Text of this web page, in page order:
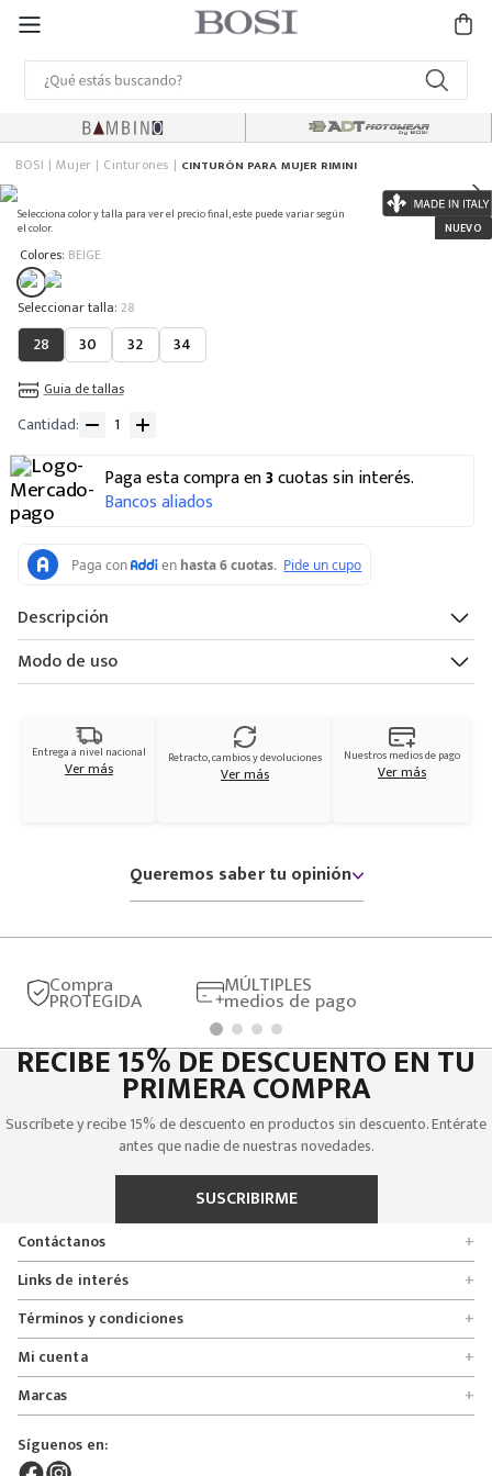
BOSI Mujer Cinturones CINTURÓN PARA MUJER RIMINI
Selecciona color y talla para ver el precio final, este puede variar según
el color.
Colores: BEIGE
: 28
28 30 32 34
Guia de tallas
Cantidad
Paga esta compra en3cuotas sin interés.
Bancos aliados
Descripción
Modo de uso
Entrega a nivel nacional
Ver más Retracto, cambios y devoluciones
Ver más
Nuestros medios de pago
Ver más
Queremos saber tu opinión
Compra
PROTEGIDA
MÚLTIPLES
medios de pago
RECIBE 15% DE DESCUENTO EN TU
PRIMERA COMPRA
Suscríbete y recibe 15% de descuento en productos sin descuento. Entérate
antes que nadie de nuestras novedades.
SUSCRIBIRME
Contáctanos
+
Encuentra tu tienda
Formulario de solicitudes
Servicio al cliente
Línea nacional 01 8000 112674
Bogotá 6767876
Calle 164# 21 - 53, Bogotá, Colombia
servicioalcliente@mybosi.com
Links de interés +
Quienes somos
Políticas de entrega, cambio y devolución
Políticas de privacidad
Preguntas frecuentes
Glosario
Derecho de retracto
Términos y condiciones +
Promociones
Crédito Addi
Bono regalo
Mi cuenta +
Rastrear mi pedido
Lista de deseos
Pedidos
Marcas +
Bosi
Bambino
Síguenos en: